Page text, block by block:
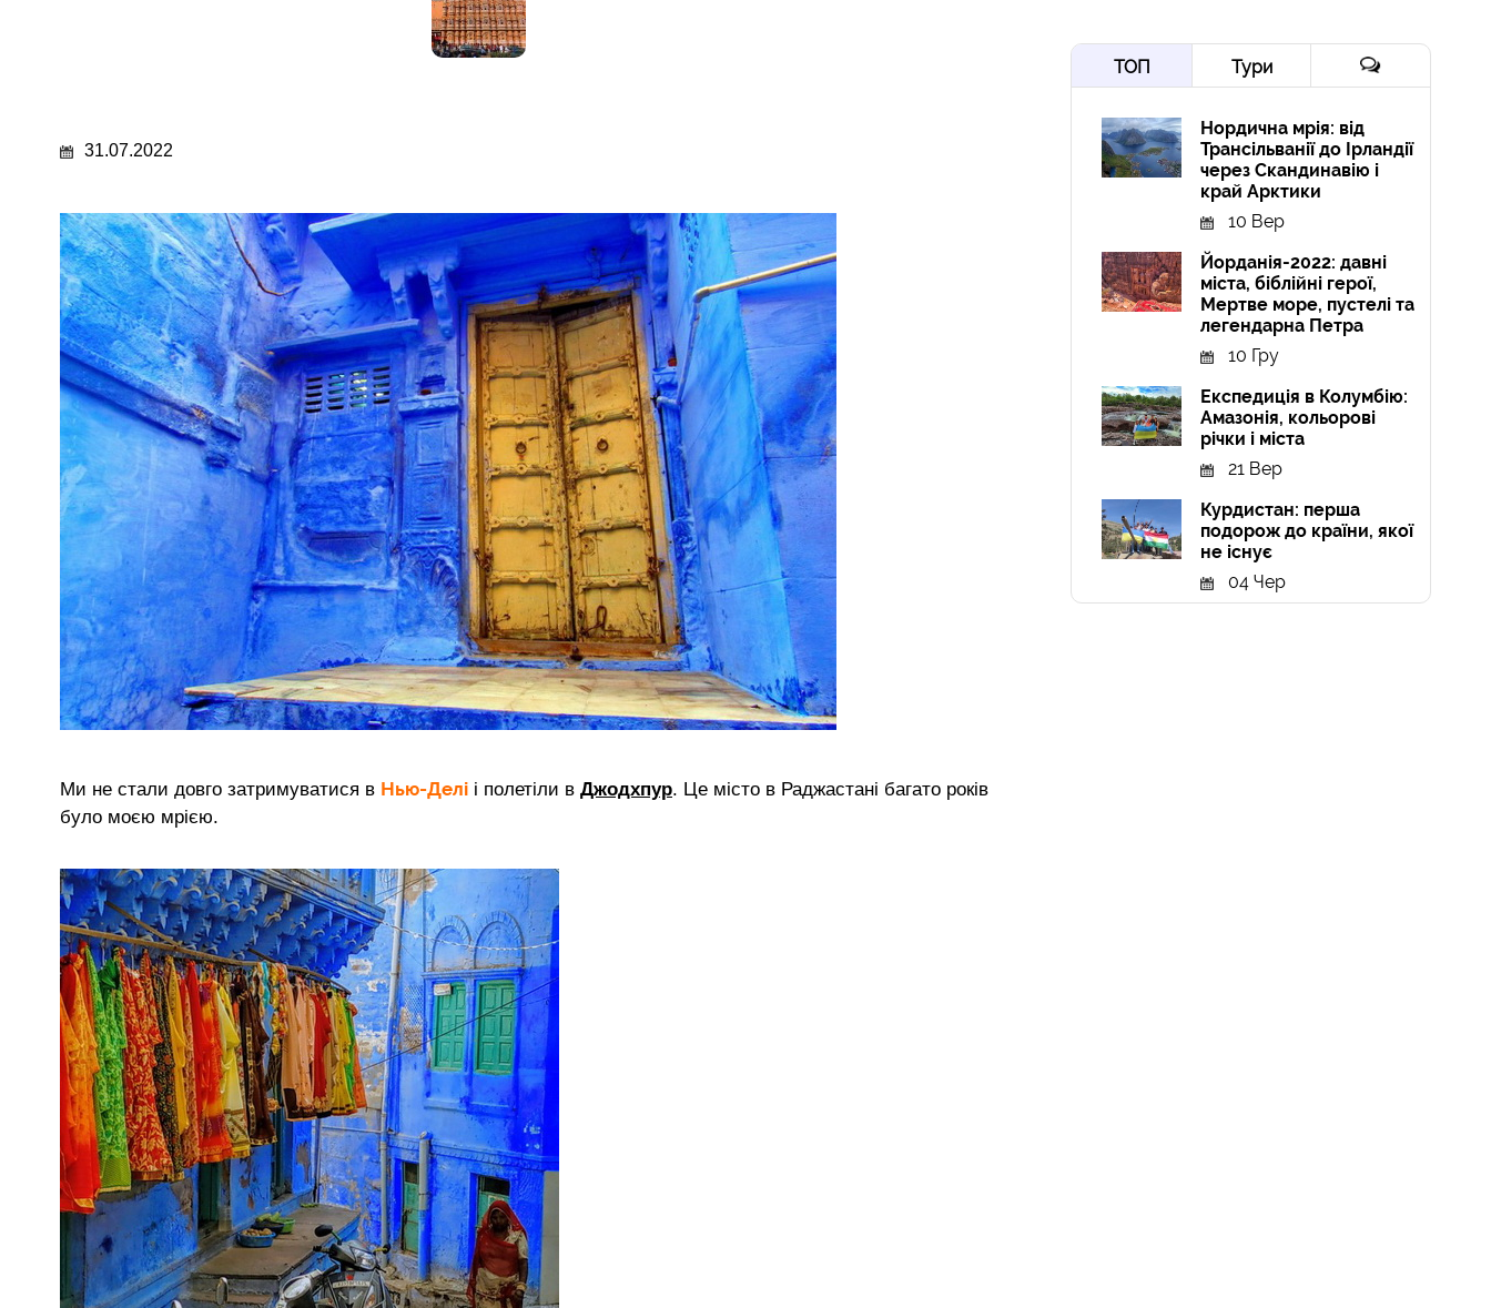
31.07.2022
Ми не стали довго затримуватися в Нью-Делі і полетіли в Джодхпур. Це місто в Раджастані багато років
було моєю мрією.
ТОП Тури
Нордична мрія: від
Трансільванії до Ірландії
через Скандинавію і
край Арктики
10 Вер
Йорданія-2022: давні
міста, біблійні герої,
Мертве море, пустелі та
легендарна Петра
10 Гру
Експедиція в Колумбію:
Амазонія, кольорові
річки і міста
21 Вер
Курдистан: перша
подорож до країни, якої
не існує
04 Чер